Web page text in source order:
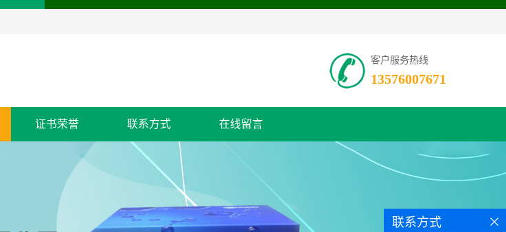
客户服务热线
13576007671
证书荣誉 联系方式 在线留言
联系方式